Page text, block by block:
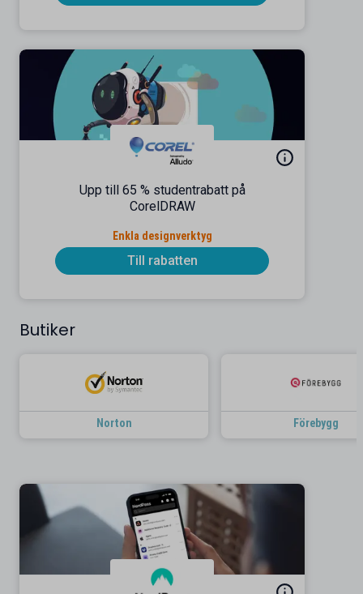
Upp till 65 % studentrabatt på
CorelDRAW
Enkla designverktyg
Till rabatten
Butiker
Norton Förebygg